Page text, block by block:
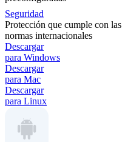
Seguridad
Protección que cumple con las
normas internacionales
Descargar
para Windows
Descargar
para Mac
Descargar
para Linux